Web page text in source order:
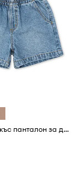
Konges Sløjd къс панталон за деца от деним MAGOT DENIM SHORTS GOTS